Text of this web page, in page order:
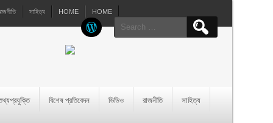
সাহিত্য HOME HOME
Search
for:
বিশেষ প্রতিবেদন ভিডিও রাজনীতি সাহিত্য